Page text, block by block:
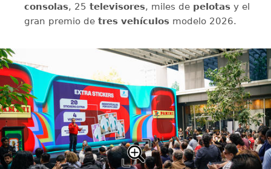
consolas, 25 televisores, miles de pelotas y el
gran premio de tres vehículos modelo 2026.